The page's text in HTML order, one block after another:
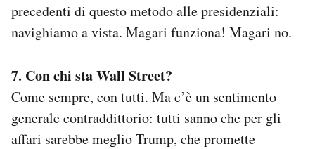
precedenti di questo metodo alle presidenziali:
navighiamo a vista. Magari funziona! Magari no.
7. Con chi sta Wall Street?
Come sempre, con tutti. Ma c’è un sentimento
generale contraddittorio: tutti sanno che per gli
affari sarebbe meglio Trump, che promette